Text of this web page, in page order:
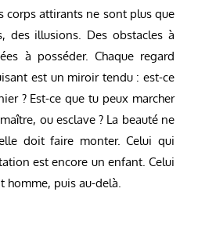
corps attirants ne sont plus que
des illusions. Des obstacles à
à posséder. Chaque regard
est un miroir tendu : est-ce
? Est-ce que tu peux marcher
ou esclave ? La beauté ne
doit faire monter. Celui qui
est encore un enfant. Celui
homme, puis au-delà.